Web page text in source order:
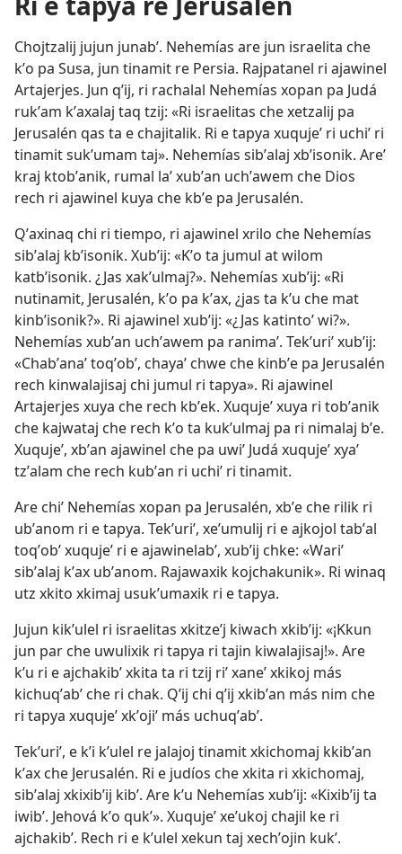
Chojtzalij jujun junabʼ. Nehemías are jun israelita che
kʼo pa Susa, jun tinamit re Persia. Rajpatanel ri ajawinel
Artajerjes. Jun qʼij, ri rachalal Nehemías xopan pa Judá
rukʼam kʼaxalaj taq tzij: «Ri israelitas che xetzalij pa
Jerusalén qas ta e chajitalik. Ri e tapya xuqujeʼ ri uchiʼ ri
tinamit sukʼumam taj». Nehemías sibʼalaj xbʼisonik. Areʼ
kraj ktobʼanik, rumal laʼ xubʼan uchʼawem che Dios
rech ri ajawinel kuya che kbʼe pa Jerusalén.
Qʼaxinaq chi ri tiempo, ri ajawinel xrilo che Nehemías
sibʼalaj kbʼisonik. Xubʼij: «Kʼo ta jumul at wilom
katbʼisonik. ¿Jas xakʼulmaj?». Nehemías xubʼij: «Ri
nutinamit, Jerusalén, kʼo pa kʼax, ¿jas ta kʼu che mat
kinbʼisonik?». Ri ajawinel xubʼij: «¿Jas katintoʼ wi?».
Nehemías xubʼan uchʼawem pa ranimaʼ. Tekʼuriʼ xubʼij:
«Chabʼanaʼ toqʼobʼ, chayaʼ chwe che kinbʼe pa Jerusalén
rech kinwalajisaj chi jumul ri tapya». Ri ajawinel
Artajerjes xuya che rech kbʼek. Xuqujeʼ xuya ri tobʼanik
che kajwataj che rech kʼo ta kukʼulmaj pa ri nimalaj bʼe.
Xuqujeʼ, xbʼan ajawinel che pa uwiʼ Judá xuqujeʼ xyaʼ
tzʼalam che rech kubʼan ri uchiʼ ri tinamit.
Are chiʼ Nehemías xopan pa Jerusalén, xbʼe che rilik ri
ubʼanom ri e tapya. Tekʼuriʼ, xeʼumulij ri e ajkojol tabʼal
toqʼobʼ xuqujeʼ ri e ajawinelabʼ, xubʼij chke: «Wariʼ
sibʼalaj kʼax ubʼanom. Rajawaxik kojchakunik». Ri winaq
utz xkito xkimaj usukʼumaxik ri e tapya.
Jujun kikʼulel ri israelitas xkitzeʼj kiwach xkibʼij: «¡Kkun
jun par che uwulixik ri tapya ri tajin kiwalajisaj!». Are
kʼu ri e ajchakibʼ xkita ta ri tzij riʼ xaneʼ xkikoj más
kichuqʼabʼ che ri chak. Qʼij chi qʼij xkibʼan más nim che
ri tapya xuqujeʼ xkʼojiʼ más uchuqʼabʼ.
Tekʼuriʼ, e kʼi kʼulel re jalajoj tinamit xkichomaj kkibʼan
kʼax che Jerusalén. Ri e judíos che xkita ri xkichomaj,
sibʼalaj xkixibʼij kibʼ. Are kʼu Nehemías xubʼij: «Kixibʼij ta
iwibʼ. Jehová kʼo qukʼ». Xuqujeʼ xeʼukoj chajil ke ri
ajchakibʼ. Rech ri e kʼulel xekun taj xechʼojin kukʼ.